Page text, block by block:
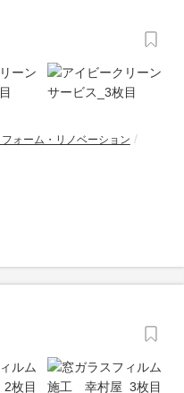
ォーム・リノベーション